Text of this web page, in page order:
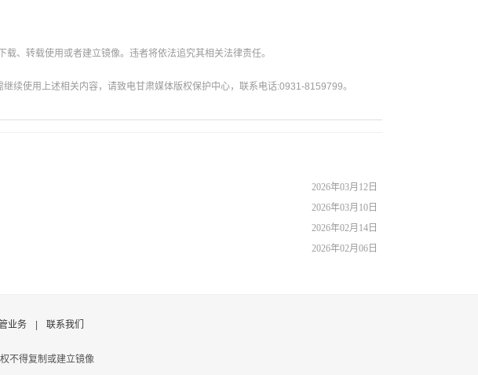
、转载使用或者建立镜像。违者将依法追究其相关法律责任。
续使用上述相关内容，请致电甘肃媒体版权保护中心，联系电话:0931-8159799。
2026年03月12日
2026年03月10日
2026年02月14日
2026年02月06日
业务 联系我们
不得复制或建立镜像